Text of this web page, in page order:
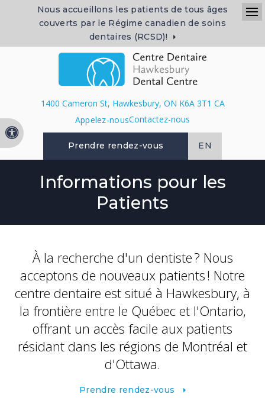
Version accessible
Nous accueillons les patients de tous âges
couverts par le Régime canadien de soins
dentaires (RCSD)!
1400 Cameron St Hawkesbury ON K6A 3T1 CA
Contactez-nous
Prendre rendez-vous EN
Informations pour les
Patients
À la recherche d'un dentiste ? Nous
acceptons de nouveaux patients ! Notre
centre dentaire est situé à Hawkesbury, à
la frontière entre le Québec et l'Ontario,
offrant un accès facile aux patients
résidant dans les régions de Montréal et
d'Ottawa.
Prendre rendez-vous